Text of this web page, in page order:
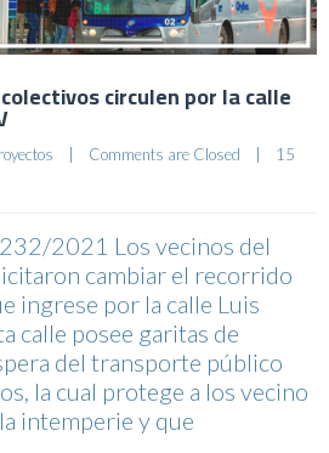
circulen por la calle
| Comments are Closed |
15
2021 Los vecinos del
cambiar el recorrido
ingrese por la calle Luis
calle posee garitas de
del transporte público
la cual protege a los vecino
intemperie y que